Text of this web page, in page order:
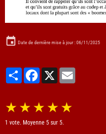
Date de dernière mise à jour : 06/11/2025
PartagerFacebook
X
★ ★ ★ ★ ★
1 vote. Moyenne 5 sur 5.